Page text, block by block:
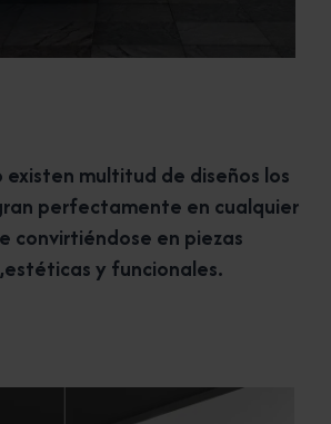
existen multitud de diseños los
perfectamente en cualquier
convirtiéndose en piezas
y funcionales.